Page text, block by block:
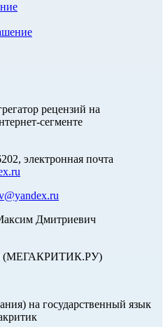
рецензий на
сегменте
электронная почта
Дмитриевич
(МЕГАКРИТИК.РУ)
на государственный язык